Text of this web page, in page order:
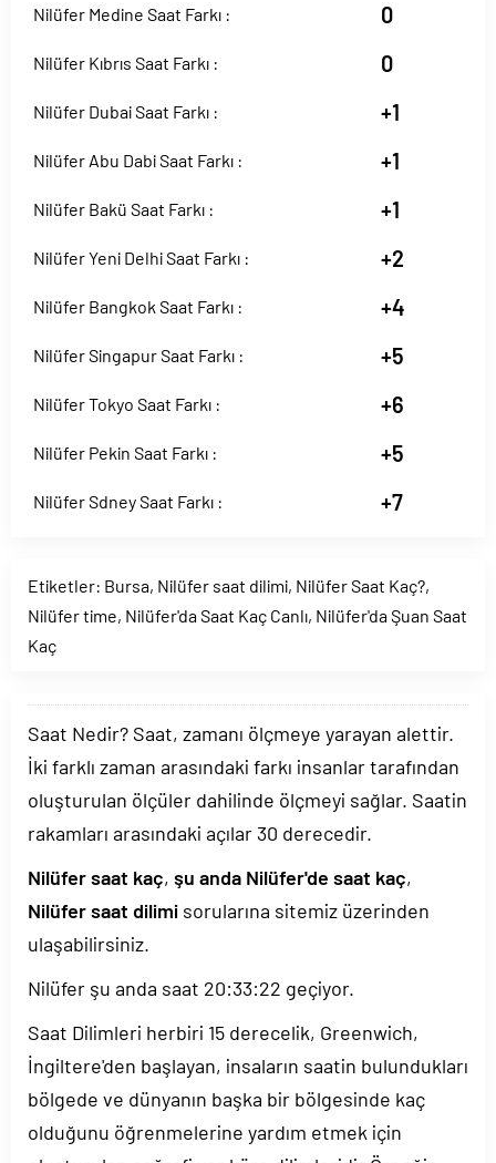
Nilüfer Medine Saat Farkı : 0
Nilüfer Kıbrıs Saat Farkı : 0
Nilüfer Dubai Saat Farkı : +1
Nilüfer Abu Dabi Saat Farkı : +1
Nilüfer Bakü Saat Farkı : +1
Nilüfer Yeni Delhi Saat Farkı : +2
Nilüfer Bangkok Saat Farkı : +4
Nilüfer Singapur Saat Farkı : +5
Nilüfer Tokyo Saat Farkı : +6
Nilüfer Pekin Saat Farkı : +5
Nilüfer Sdney Saat Farkı : +7
Etiketler: Bursa, Nilüfer saat dilimi, Nilüfer Saat Kaç?,
Nilüfer time, Nilüfer'da Saat Kaç Canlı, Nilüfer'da Şuan Saat
Kaç
Saat Nedir? Saat, zamanı ölçmeye yarayan alettir.
İki farklı zaman arasındaki farkı insanlar tarafından
oluşturulan ölçüler dahilinde ölçmeyi sağlar. Saatin
rakamları arasındaki açılar 30 derecedir.
Nilüfer saat kaç, şu anda Nilüfer'de saat kaç,
Nilüfer saat dilimi sorularına sitemiz üzerinden
ulaşabilirsiniz.
Nilüfer şu anda saat 20:33:22 geçiyor.
Saat Dilimleri herbiri 15 derecelik, Greenwich,
İngiltere'den başlayan, insaların saatin bulundukları
bölgede ve dünyanın başka bir bölgesinde kaç
olduğunu öğrenmelerine yardım etmek için